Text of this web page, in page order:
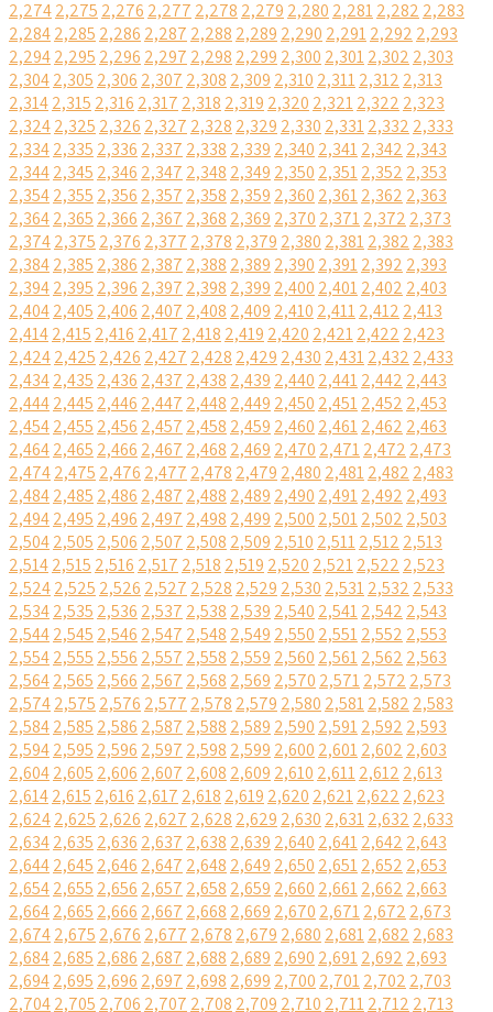
2,2742,275 2,276 2,277 2,278 2,279 2,280 2,2812,282 2,283
2,2842,285 2,286 2,287 2,288 2,289 2,290 2,2912,292 2,293
2,2942,295 2,296 2,297 2,298 2,299 2,300 2,3012,302 2,303
2,3042,305 2,306 2,307 2,308 2,309 2,310 2,3112,312 2,313
2,3142,315 2,316 2,317 2,318 2,319 2,320 2,3212,322 2,323
2,3242,325 2,326 2,327 2,328 2,329 2,330 2,3312,332 2,333
2,3342,335 2,336 2,337 2,338 2,339 2,340 2,3412,342 2,343
2,3442,345 2,346 2,347 2,348 2,349 2,350 2,3512,352 2,353
2,3542,355 2,356 2,357 2,358 2,359 2,360 2,3612,362 2,363
2,3642,365 2,366 2,367 2,368 2,369 2,370 2,3712,372 2,373
2,3742,375 2,376 2,377 2,378 2,379 2,380 2,3812,382 2,383
2,3842,385 2,386 2,387 2,388 2,389 2,390 2,3912,392 2,393
2,3942,395 2,396 2,397 2,398 2,399 2,400 2,4012,402 2,403
2,4042,405 2,406 2,407 2,408 2,409 2,410 2,4112,412 2,413
2,4142,415 2,416 2,417 2,418 2,419 2,420 2,4212,422 2,423
2,4242,425 2,426 2,427 2,428 2,429 2,430 2,4312,432 2,433
2,4342,435 2,436 2,437 2,438 2,439 2,440 2,4412,442 2,443
2,4442,445 2,446 2,447 2,448 2,449 2,450 2,4512,452 2,453
2,4542,455 2,456 2,457 2,458 2,459 2,460 2,4612,462 2,463
2,4642,465 2,466 2,467 2,468 2,469 2,470 2,4712,472 2,473
2,4742,475 2,476 2,477 2,478 2,479 2,480 2,4812,482 2,483
2,4842,485 2,486 2,487 2,488 2,489 2,490 2,4912,492 2,493
2,4942,495 2,496 2,497 2,498 2,499 2,500 2,5012,502 2,503
2,5042,505 2,506 2,507 2,508 2,509 2,510 2,5112,512 2,513
2,5142,515 2,516 2,517 2,518 2,519 2,520 2,5212,522 2,523
2,5242,525 2,526 2,527 2,528 2,529 2,530 2,5312,532 2,533
2,5342,535 2,536 2,537 2,538 2,539 2,540 2,5412,542 2,543
2,5442,545 2,546 2,547 2,548 2,549 2,550 2,5512,552 2,553
2,5542,555 2,556 2,557 2,558 2,559 2,560 2,5612,562 2,563
2,5642,565 2,566 2,567 2,568 2,569 2,570 2,5712,572 2,573
2,5742,575 2,576 2,577 2,578 2,579 2,580 2,5812,582 2,583
2,5842,585 2,586 2,587 2,588 2,589 2,590 2,5912,592 2,593
2,5942,595 2,596 2,597 2,598 2,599 2,600 2,6012,602 2,603
2,6042,605 2,606 2,607 2,608 2,609 2,610 2,6112,612 2,613
2,6142,615 2,616 2,617 2,618 2,619 2,620 2,6212,622 2,623
2,6242,625 2,626 2,627 2,628 2,629 2,630 2,6312,632 2,633
2,6342,635 2,636 2,637 2,638 2,639 2,640 2,6412,642 2,643
2,6442,645 2,646 2,647 2,648 2,649 2,650 2,6512,652 2,653
2,6542,655 2,656 2,657 2,658 2,659 2,660 2,6612,662 2,663
2,6642,665 2,666 2,667 2,668 2,669 2,670 2,6712,672 2,673
2,6742,675 2,676 2,677 2,678 2,679 2,680 2,6812,682 2,683
2,6842,685 2,686 2,687 2,688 2,689 2,690 2,6912,692 2,693
2,6942,695 2,696 2,697 2,698 2,699 2,700 2,7012,702 2,703
2,7042,705 2,706 2,707 2,708 2,709 2,710 2,7112,712 2,713